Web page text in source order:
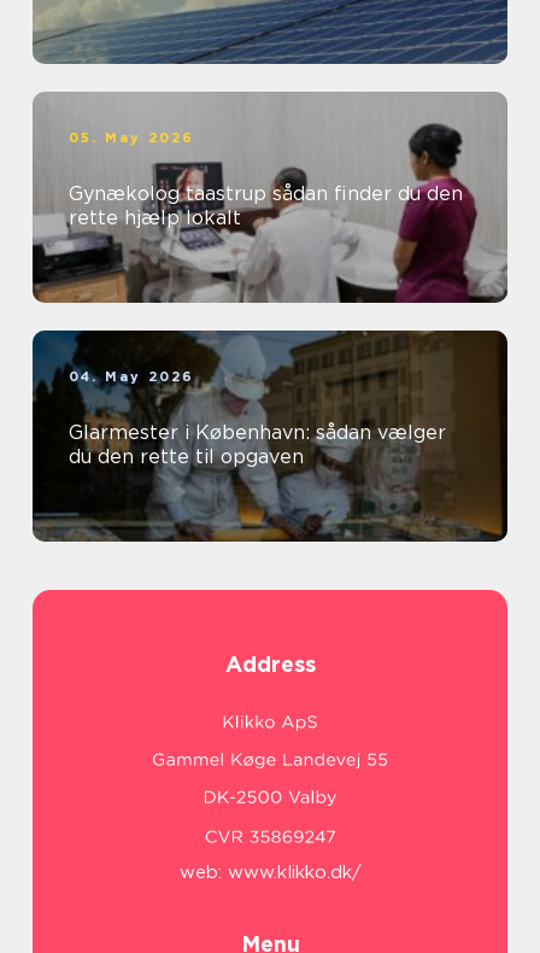
05. May 2026
Gynækolog taastrup sådan finder du den
rette hjælp lokalt
04. May 2026
Glarmester i København: sådan vælger
du den rette til opgaven
Address
web: www.klikko.dk/
Menu